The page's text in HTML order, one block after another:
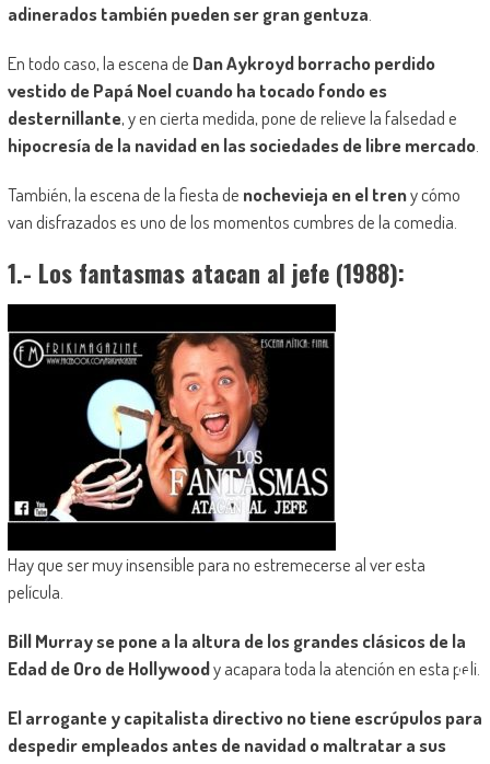
adinerados también pueden ser gran gentuza.
En todo caso, la escena de DanAykroydborracho perdido
vestido de Papá Noel cuando ha tocado fondo es
desternillante, y en cierta medida, pone de relieve la falsedad e
hipocresía de la navidad en las sociedades de libre mercado.
También, la escena de la fiesta de nochevieja en el treny cómo
van disfrazados es uno de losmomentos cumbresde la comedia.
1.- Los fantasmas atacan al jefe (1988):
Hay que ser muy insensible para no estremecerse al ver esta
película.
Bill Murray se pone a la altura de los grandes clásicos de la
Edad de Oro de Hollywoody acapara toda la atención en esta peli.
El arrogante y capitalista directivo no tiene escrúpulos para
despedir empleados antes de navidad o maltratar a sus